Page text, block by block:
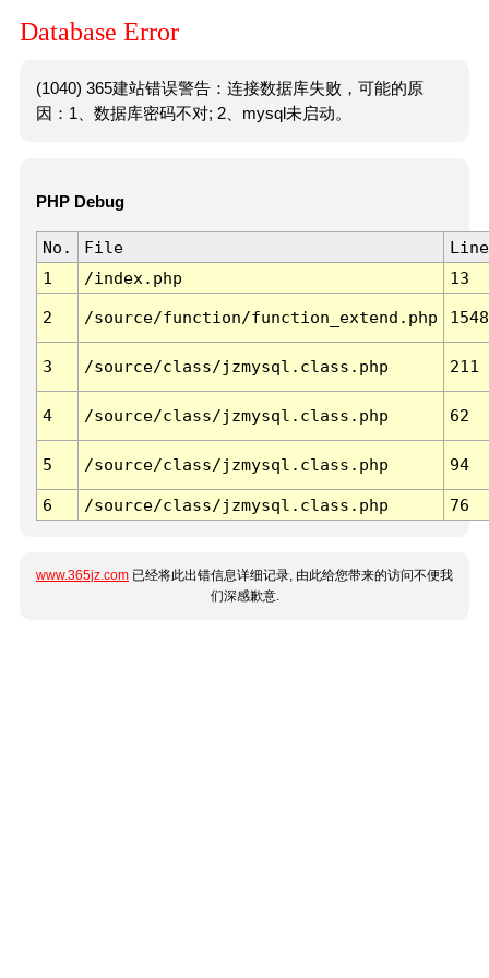
Database Error
(1040) 365建站错误警告：连接数据库失败，可能的原
因：1、数据库密码不对; 2、mysql未启动。
PHP Debug
No. File
Line
1
/index.php 13
2 /source/function/function_extend.php 1548
3 /source/class/jzmysql.class.php 211
4 /source/class/jzmysql.class.php 62
5 /source/class/jzmysql.class.php 94
6 /source/class/jzmysql.class.php 76
www.365jz.com 已经将此出错信息详细记录, 由此给您带来的访问不便我
们深感歉意.